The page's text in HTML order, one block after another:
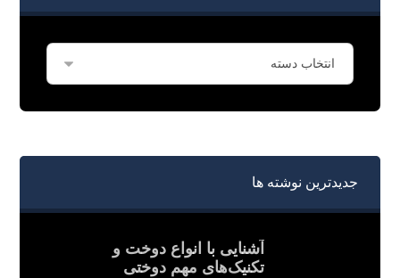
جدیدترین نوشته ها
آشنایی با انواع دوخت و
تکنیک‌های مهم دوختی